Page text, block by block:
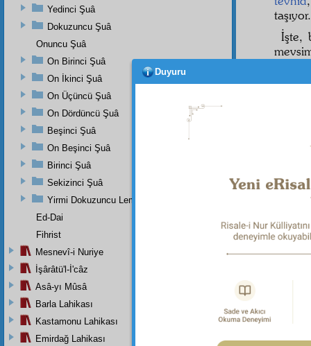
taşıyor.
İşte,
Yedinci Şuâ
Dokuzuncu Şuâ
Onuncu Şuâ
On Birinci Şuâ
On İkinci Şuâ
On Üçüncü Şuâ
On Dördüncü Şuâ
Beşinci Şuâ
On Beşinci Şuâ
Birinci Şuâ
Sekizinci Şuâ
Yirmi Dokuzuncu Lem'adan İkinci Bab
Ed-Dai
Fihrist
Mesnevî-i Nuriye
İşârâtü'l-İ'câz
Asâ-yı Mûsâ
Barla Lahikası
Kastamonu Lahikası
Emirdağ Lahikası
Duyuru